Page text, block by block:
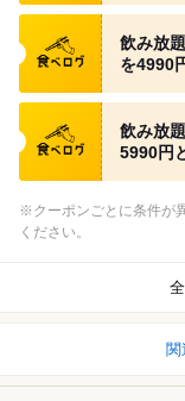
食べログ
飲み放
を4990
食べログ
飲み放
5990円
※クーポンごとに条件が
ください。